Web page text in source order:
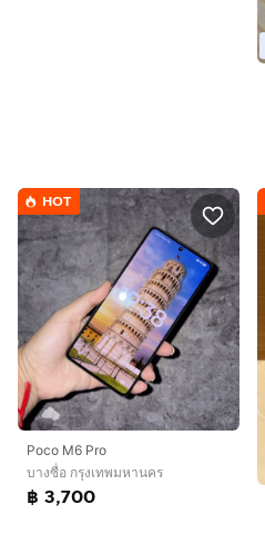
HOT
Poco M6 Pro
บางซื่อ กรุงเทพมหานคร
฿ 3,700